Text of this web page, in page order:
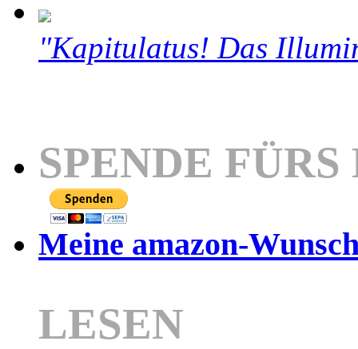
"Kapitulatus! Das
SPENDE
Meine amazon-
LESEN